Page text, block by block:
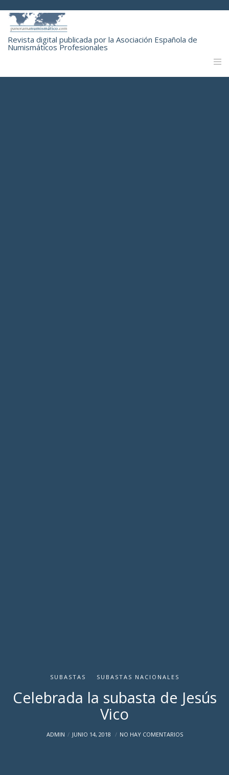
Revista digital publicada por la Asociación Española de
Numismáticos Profesionales
SUBASTAS SUBASTAS NACIONALES
Celebrada la subasta de Jesús
Vico
ADMIN JUNIO 14, 2018 NO HAY COMENTARIOS